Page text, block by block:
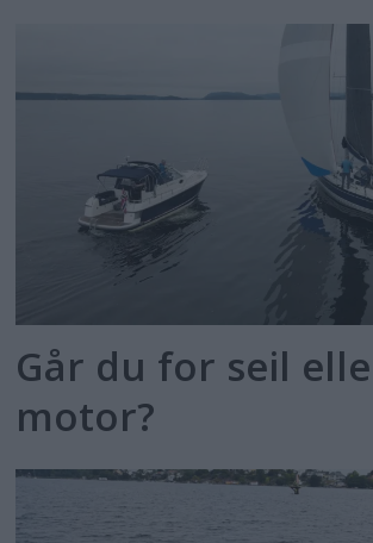
Går du for seil
motor?